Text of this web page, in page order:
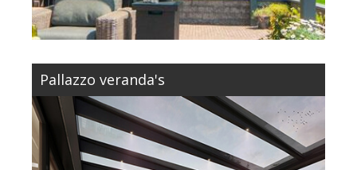
Pallazzo veranda's